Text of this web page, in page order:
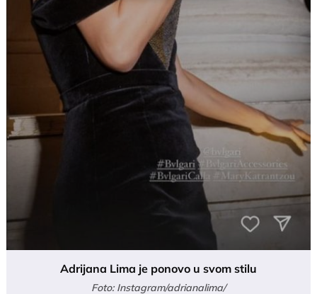
Adrijana Lima je ponovo u svom stilu
Foto: Instagram/adrianalima/